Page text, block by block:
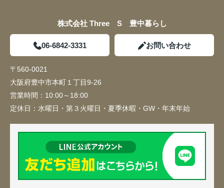
株式会社 Three S 豊中暮らし
06-6842-3331 お問い合わせ
〒560-0021
大阪府豊中市本町１丁目9-26
営業時間： 10:00～18:00
定休日： 水曜日・第３火曜日・夏季休暇・GW・年末年始